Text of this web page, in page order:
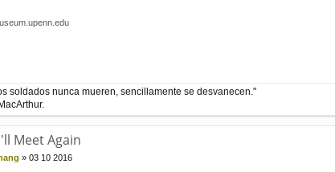
soldados nunca mueren, sencillamente se desvanecen."
Meet Again
»03 10 2016